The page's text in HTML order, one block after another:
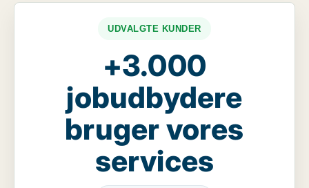
UDVALGTE KUNDER
+3.000
jobudbydere
bruger vores
services